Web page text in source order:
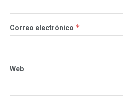
Correo electrónico *
Web